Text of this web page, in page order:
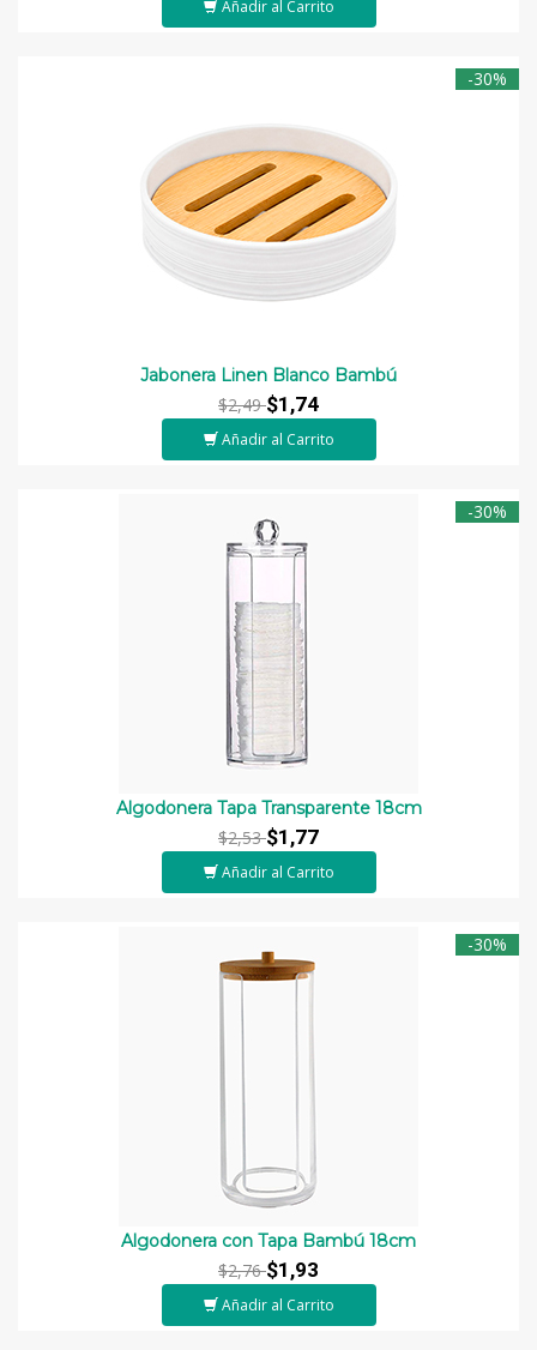
Añadir al Carrito
-30%
Jabonera Linen Blanco Bambú
$2,49$1,74
Añadir al Carrito
-30%
Algodonera Tapa Transparente 18cm
$2,53$1,77
Añadir al Carrito
-30%
Algodonera con Tapa Bambú 18cm
$2,76$1,93
Añadir al Carrito